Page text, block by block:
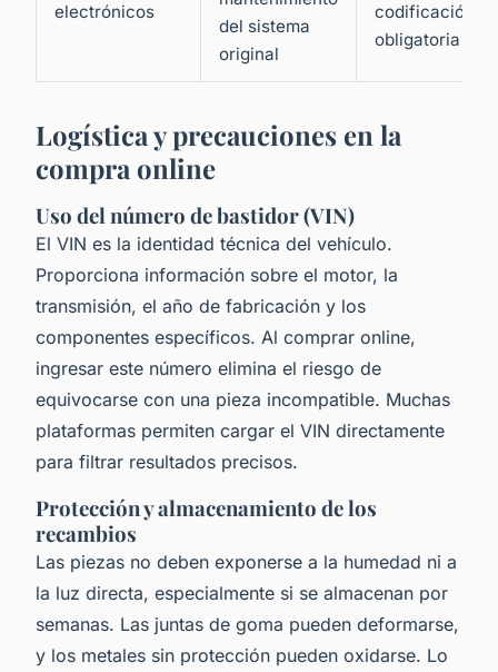
electrónicos
del sistema
original
codificación
obligatoria
Logística y precauciones en la
compra online
Uso del número de bastidor (VIN)
El VIN es la identidad técnica del vehículo.
Proporciona información sobre el motor, la
transmisión, el año de fabricación y los
componentes específicos. Al comprar online,
ingresar este número elimina el riesgo de
equivocarse con una pieza incompatible. Muchas
plataformas permiten cargar el VIN directamente
para filtrar resultados precisos.
Protección y almacenamiento de los
recambios
Las piezas no deben exponerse a la humedad ni a
la luz directa, especialmente si se almacenan por
semanas. Las juntas de goma pueden deformarse,
y los metales sin protección pueden oxidarse. Lo